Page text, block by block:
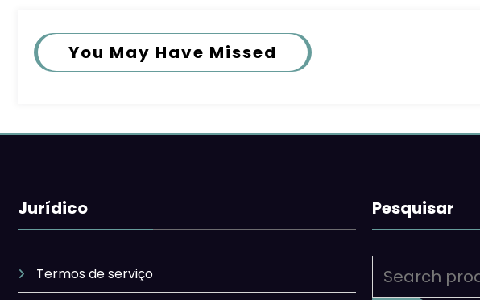
You May Have Missed
Jurídico
Termos de serviço
Pesquisar